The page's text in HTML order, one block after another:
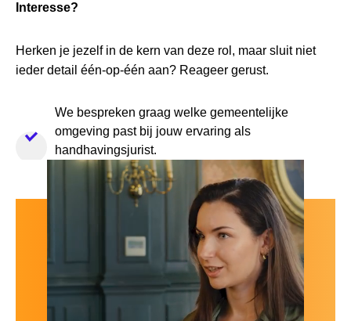
Interesse?
Herken je jezelf in de kern van deze rol, maar sluit niet
ieder detail één-op-één aan? Reageer gerust.
We bespreken graag welke gemeentelijke
omgeving past bij jouw ervaring als
handhavingsjurist.